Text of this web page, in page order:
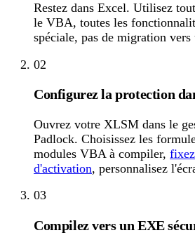
Restez dans Excel. Utilisez
le VBA, toutes les
spéciale, pas de migration
02
Configurez la protection
Ouvrez votre XLSM dans le
Padlock. Choisissez les
modules VBA à compiler,
d'activation, personnalisez
03
Compilez vers un EXE